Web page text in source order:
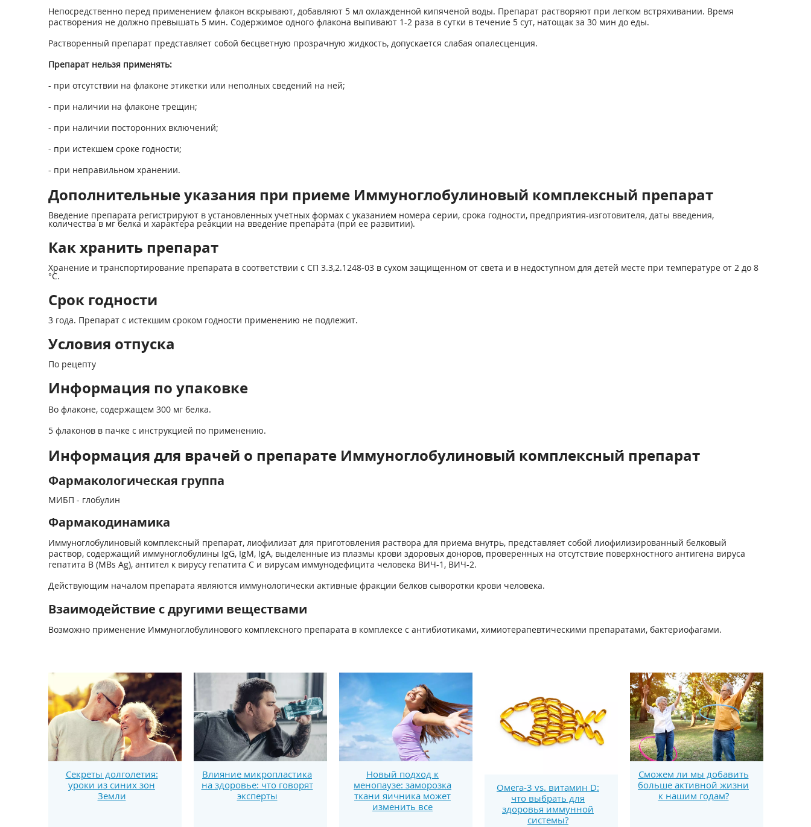
Непосредственно перед применением флакон вскрывают, добавляют 5 мл охлажденной кипяченой воды. Препарат растворяют при легком встряхивании. Время
растворения не должно превышать 5 мин. Содержимое одного флакона выпивают 1-2 раза в сутки в течение 5 сут, натощак за 30 мин до еды.
Растворенный препарат представляет собой бесцветную прозрачную жидкость, допускается слабая опалесценция.
Препарат нельзя применять:
- при отсутствии на флаконе этикетки или неполных сведений на ней;
- при наличии на флаконе трещин;
- при наличии посторонних включений;
- при истекшем сроке годности;
- при неправильном хранении.
Дополнительные указания при приеме Иммуноглобулиновый комплексный препарат
Введение препарата регистрируют в установленных учетных формах с указанием номера серии, срока годности, предприятия-изготовителя, даты введения,
количества в мг белка и характера реакции на введение препарата (при ее развитии).
Как хранить препарат
Хранение и транспортирование препарата в соответствии с СП 3.3,2.1248-03 в сухом защищенном от света и в недоступном для детей месте при температуре от 2 до 8
°С.
Срок годности
3 года. Препарат с истекшим сроком годности применению не подлежит.
Условия отпуска
По рецепту
Информация по упаковке
Во флаконе, содержащем 300 мг белка.
5 флаконов в пачке с инструкцией по применению.
Информация для врачей о препарате Иммуноглобулиновый комплексный препарат
Фармакологическая группа
МИБП - глобулин
Фармакодинамика
Иммуноглобулиновый комплексный препарат, лиофилизат для приготовления раствора для приема внутрь, представляет собой лиофилизированный белковый
раствор, содержащий иммуноглобулины IgG, IgM, IgA, выделенные из плазмы крови здоровых доноров, проверенных на отсутствие поверхностного антигена вируса
гепатита В (MBs Ag), антител к вирусу гепатита С и вирусам иммунодефицита человека ВИЧ-1, ВИЧ-2.
Действующим началом препарата являются иммунологически активные фракции белков сыворотки крови человека.
Взаимодействие с другими веществами
Возможно применение Иммуноглобулинового комплексного препарата в комплексе с антибиотиками, химиотерапевтическими препаратами, бактериофагами.
Секреты долголетия:
уроки из синих зон
Земли
Влияние микропластика
на здоровье: что говорят
эксперты
Новый подход к
менопаузе: заморозка
ткани яичника может
изменить все
Омега-3 vs. витамин D:
что выбрать для
здоровья иммунной
системы?
Сможем ли мы добавить
больше активной жизни
к нашим годам?